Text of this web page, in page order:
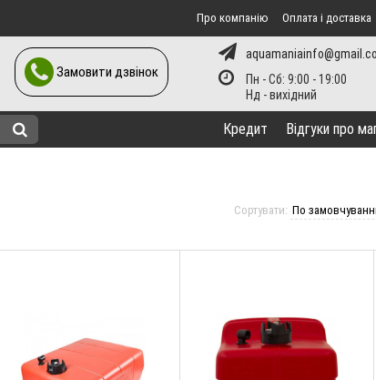
Про компанію Оплата і доставка
Замовити дзвінок
Пн - Сб: 9:00 - 19:00
Кредит Відгуки про
Сортувати: